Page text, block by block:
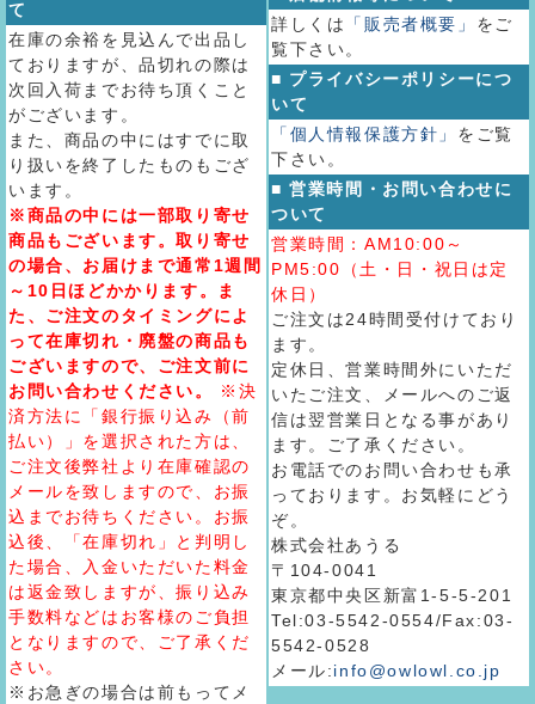
て
在庫の余裕を見込んで出品し
ておりますが、品切れの際は
次回入荷までお待ち頂くこと
がございます。
また、商品の中にはすでに取
り扱いを終了したものもござ
います。
※商品の中には一部取り寄せ
商品もございます。取り寄せ
の場合、お届けまで通常1週間
～10日ほどかかります。ま
た、ご注文のタイミングによ
って在庫切れ・廃盤の商品も
ございますので、ご注文前に
お問い合わせください。
※決
済方法に「銀行振り込み（前
払い）」を選択された方は、
ご注文後弊社より在庫確認の
メールを致しますので、お振
込までお待ちください。お振
込後、「在庫切れ」と判明し
た場合、入金いただいた料金
は返金致しますが、振り込み
手数料などはお客様のご負担
となりますので、ご了承くだ
さい。
※お急ぎの場合は前もってメ
詳しくは
「販売者概要」 をご
覧下さい。
■ プライバシーポリシーにつ
いて
「個人情報保護方針」 をご覧
下さい。
■ 営業時間・お問い合わせに
ついて
営業時間：AM10:00～
PM5:00（土・日・祝日は定
休日）
ご注文は24時間受付けており
ます。
定休日、営業時間外にいただ
いたご注文、メールへのご返
信は翌営業日となる事があり
ます。ご了承ください。
お電話でのお問い合わせも承
っております。お気軽にどう
ぞ。
株式会社あうる
〒104-0041
東京都中央区新富1-5-5-201
Tel:03-5542-0554/Fax:03-
5542-0528
メール:info@owlowl.co.jp